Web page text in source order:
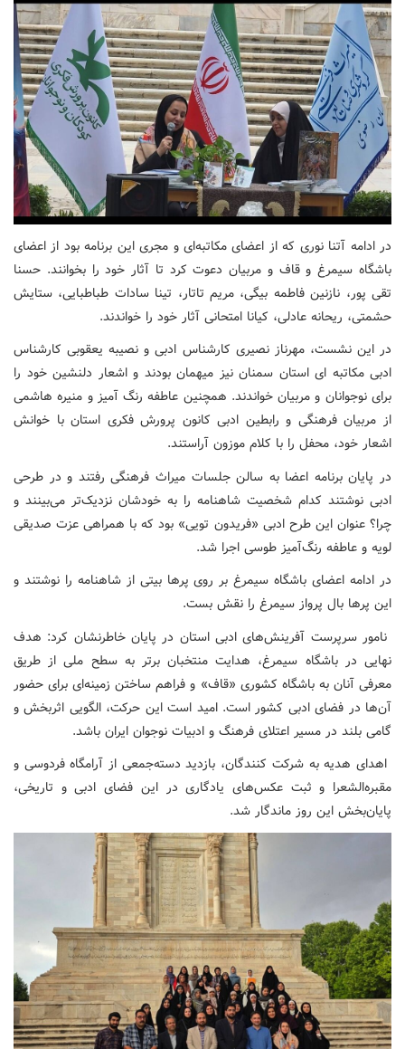
در ادامه آتنا نوری که از اعضای مکاتبه‌ای و مجری این برنامه بود از اعضای
باشگاه سیمرغ و قاف و مربیان دعوت کرد تا آثار خود را بخوانند. حسنا
تقی پور، نازنین فاطمه بیگی، مریم تاتار، تینا سادات طباطبایی، ستایش
حشمتی، ریحانه عادلی، کیانا امتحانی آثار خود را خواندند.
در این نشست، مهرناز نصیری کارشناس ادبی و نصیبه یعقوبی کارشناس
ادبی مکاتبه ای استان سمنان نیز میهمان بودند و اشعار دلنشین خود را
برای نوجوانان و مربیان خواندند. همچنین عاطفه رنگ آمیز و منیره هاشمی
از مربیان فرهنگی و رابطین ادبی کانون پرورش فکری استان با خوانش
اشعار خود، محفل را با کلام موزون آراستند.
در پایان برنامه اعضا به سالن جلسات میراث فرهنگی رفتند و در طرحی
ادبی نوشتند کدام شخصیت شاهنامه را به خودشان نزدیک‌تر می‌بینند و
چرا؟ عنوان این طرح ادبی «فریدون تویی» بود که با همراهی عزت صدیقی
لویه و عاطفه رنگ‌آمیز طوسی اجرا شد.
در ادامه اعضای باشگاه سیمرغ بر روی پرها بیتی از شاهنامه را نوشتند و
این پرها بال پرواز سیمرغ را نقش بست.
نامور سرپرست آفرینش‌های ادبی استان در پایان خاطرنشان کرد: هدف
نهایی در باشگاه سیمرغ، هدایت منتخبان برتر به سطح ملی از طریق
معرفی آنان به باشگاه کشوری «قاف» و فراهم ساختن زمینه‌ای برای حضور
آن‌ها در فضای ادبی کشور است. امید است این حرکت، الگویی اثربخش و
گامی بلند در مسیر اعتلای فرهنگ و ادبیات نوجوان ایران باشد.
اهدای هدیه به شرکت کنندگان، بازدید دسته‌جمعی از آرامگاه فردوسی و
مقبره‌الشعرا و ثبت عکس‌های یادگاری در این فضای ادبی و تاریخی،
پایان‌بخش این روز ماندگار شد.